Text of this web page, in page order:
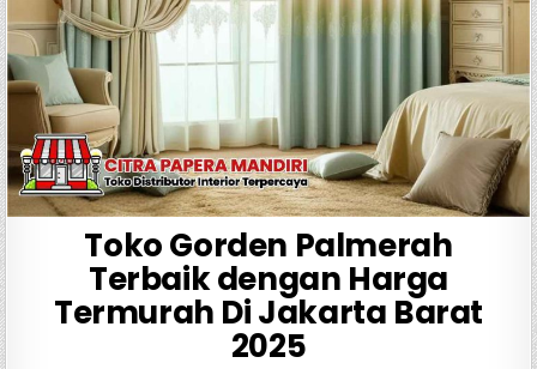
Toko Gorden Palmerah
Terbaik dengan Harga
Termurah Di Jakarta Barat
2025